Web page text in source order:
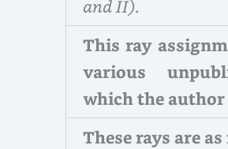
and II).
This ray
various
which the author
These rays are